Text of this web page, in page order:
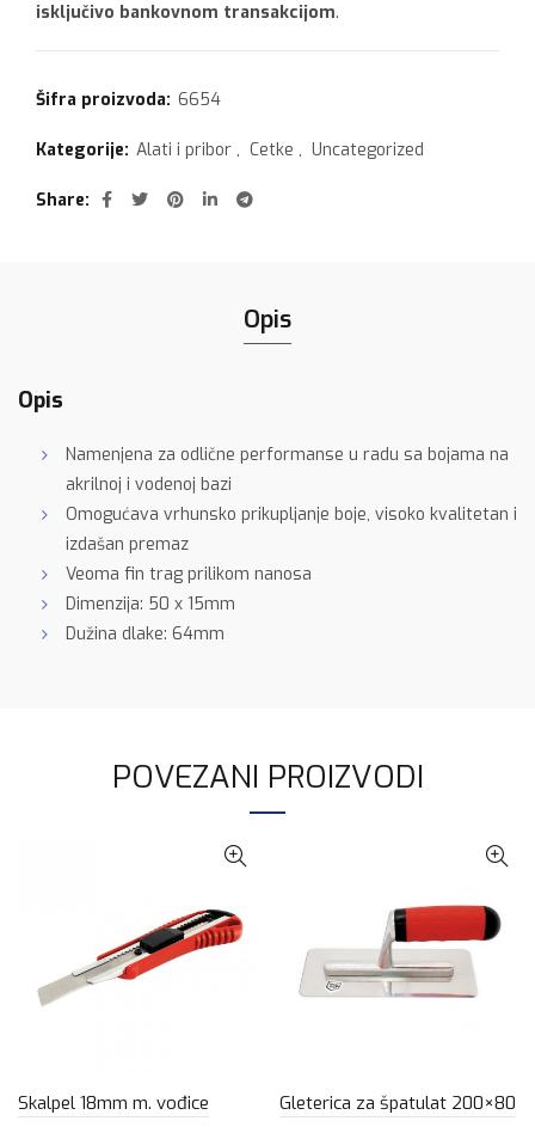
isključivo bankovnom transakcijom.
Šifra proizvoda: 6654
Kategorije: Alati i pribor , Cetke , Uncategorized
Share
Opis
Opis
Namenjena za odlične performanse u radu sa bojama na
akrilnoj i vodenoj bazi
Omogućava vrhunsko prikupljanje boje, visoko kvalitetan i
izdašan premaz
Veoma fin trag prilikom nanosa
Dimenzija: 50 x 15mm
Dužina dlake: 64mm
POVEZANI PROIZVODI
Skalpel 18mm m. vođice Gleterica za špatulat 200×80